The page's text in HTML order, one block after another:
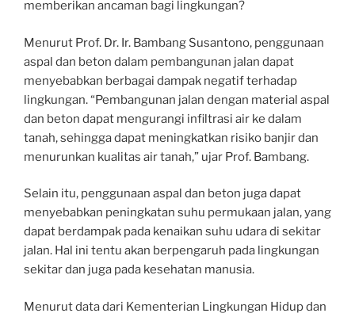
memberikan ancaman bagi lingkungan?
Menurut Prof. Dr. Ir. Bambang Susantono, penggunaan
aspal dan beton dalam pembangunan jalan dapat
menyebabkan berbagai dampak negatif terhadap
lingkungan. “Pembangunan jalan dengan material aspal
dan beton dapat mengurangi infiltrasi air ke dalam
tanah, sehingga dapat meningkatkan risiko banjir dan
menurunkan kualitas air tanah,” ujar Prof. Bambang.
Selain itu, penggunaan aspal dan beton juga dapat
menyebabkan peningkatan suhu permukaan jalan, yang
dapat berdampak pada kenaikan suhu udara di sekitar
jalan. Hal ini tentu akan berpengaruh pada lingkungan
sekitar dan juga pada kesehatan manusia.
Menurut data dari Kementerian Lingkungan Hidup dan